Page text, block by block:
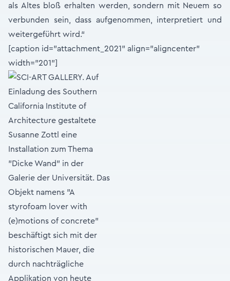
als Altes bloß erhalten werden, sondern mit Neuem so
verbunden sein, dass aufgenommen, interpretiert und
weitergeführt wird.“
[caption id="attachment_2021" align="aligncenter"
width="201"]